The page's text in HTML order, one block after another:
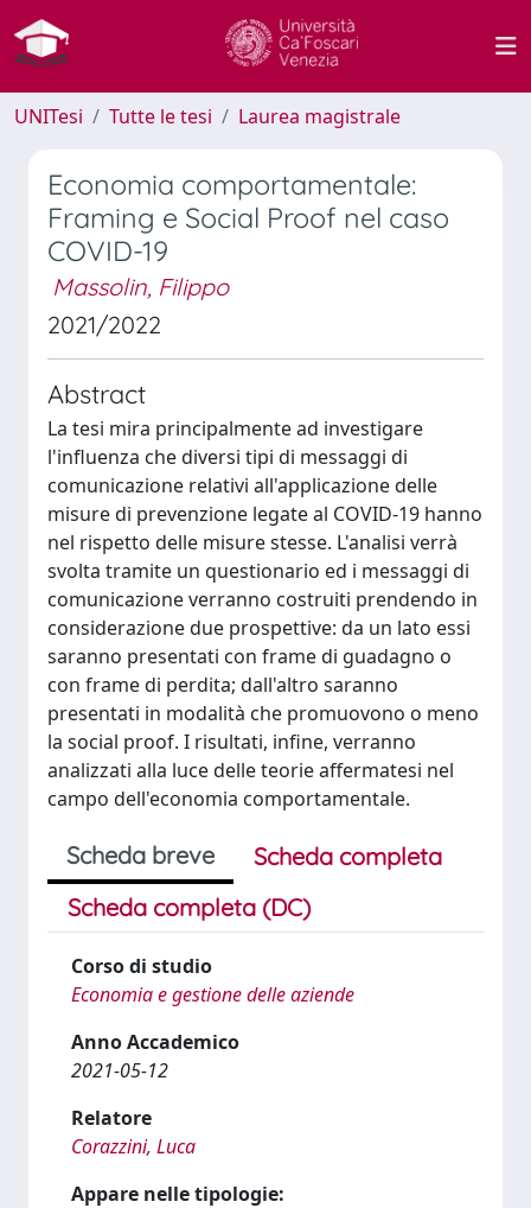
UNITesi Tutte le tesi Laurea magistrale
Economia comportamentale:
Framing e Social Proof nel caso
COVID-19
Massolin, Filippo
2021/2022
Abstract
La tesi mira principalmente ad investigare
l'influenza che diversi tipi di messaggi di
comunicazione relativi all'applicazione delle
misure di prevenzione legate al COVID-19 hanno
nel rispetto delle misure stesse. L'analisi verrà
svolta tramite un questionario ed i messaggi di
comunicazione verranno costruiti prendendo in
considerazione due prospettive: da un lato essi
saranno presentati con frame di guadagno o
con frame di perdita; dall'altro saranno
presentati in modalità che promuovono o meno
la social proof. I risultati, infine, verranno
analizzati alla luce delle teorie affermatesi nel
campo dell'economia comportamentale.
Scheda breve
Scheda completa
Scheda completa (DC)
Corso di studio
Economia e gestione delle aziende
Anno Accademico
2021-05-12
Relatore
Corazzini, Luca
Appare nelle tipologie: